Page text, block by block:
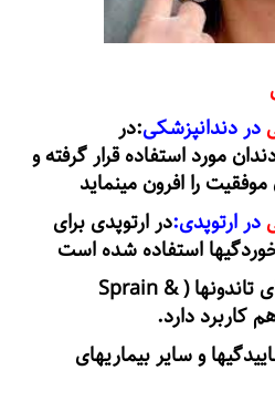
در دندانپزشکی:در
مورد استفاده قرار گرفته و
را افرون مینماید
در ارتوپدی:در ارتوپدی برای
استفاده شده است
تسریع بهبودی کشیدگیهای تاندونها ( Sprain &
و سایر بیماریهای